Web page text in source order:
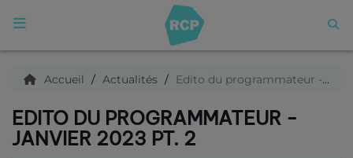
ACCUEIL
Qui sommes nous ?
Accueil Actualités Edito du programmateur - Janvier 2023 pt. 2
EDITO DU PROGRAMMATEUR -
JANVIER 2023 PT. 2